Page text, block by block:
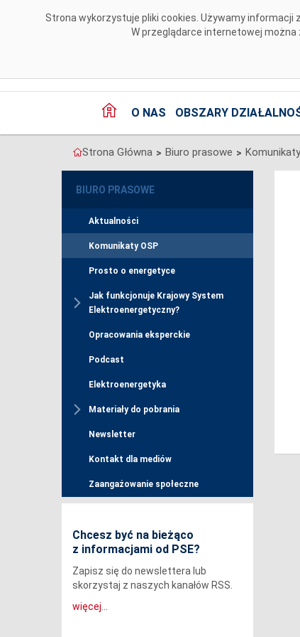
Strona wykorzystuje pliki cookies. Używamy
W przeglądarce internetowej
O NAS OBSZARY
Strona Główna > Biuro prasowe >
BIURO PRASOWE
Aktualności
Komunikaty OSP
Prosto o energetyce
Jak funkcjonuje Krajowy System
Elektroenergetyczny?
Opracowania eksperckie
Podcast
Elektroenergetyka
Materiały do pobrania
Newsletter
Kontakt dla mediów
Zaangażowanie społeczne
Chcesz być na bieżąco
z informacjami od PSE?
Zapisz się do newslettera lub
skorzystaj z naszych kanałów RSS.
więcej...